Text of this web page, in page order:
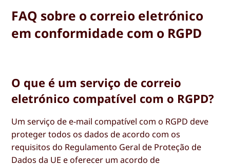
FAQ sobre o correio eletrónico
em conformidade com o RGPD
O que é um serviço de correio
eletrónico compatível com o RGPD?
Um serviço de e-mail compatível com o RGPD deve
proteger todos os dados de acordo com os
requisitos do Regulamento Geral de Proteção de
Dados da UE e oferecer um acordo de